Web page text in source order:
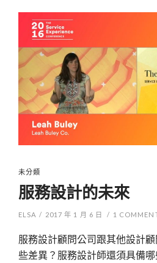
未分類
服務設計的未來
ELSA / 2017 年 1 月 6 日 / 1
服務設計顧問公司跟其他設計
些差異？服務設計師還須具備